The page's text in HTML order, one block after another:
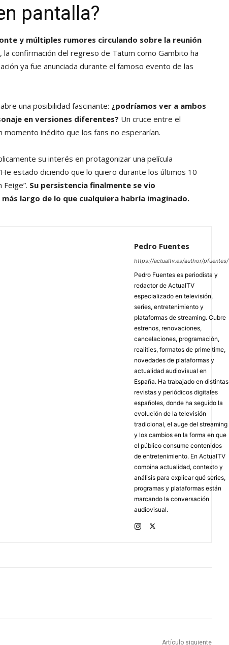
pantalla?
y múltiples rumores circulando sobre la reunión
, la confirmación del regreso de Tatum como Gambito ha
ya fue anunciada durante el famoso evento de las
una posibilidad fascinante: ¿podríamos ver a ambos
en versiones diferentes? Un cruce entre el
inédito que los fans no esperarían.
su interés en protagonizar una película
estado diciendo que lo quiero durante los últimos 10
Su persistencia finalmente se vio
largo de lo que cualquiera habría imaginado.
Pedro Fuentes
https://actualtv.es/author/pfuentes/
Pedro Fuentes es periodista y
redactor de ActualTV
especializado en televisión,
series, entretenimiento y
plataformas de streaming. Cubre
estrenos, renovaciones,
cancelaciones, programación,
realities, formatos de prime time,
novedades de plataformas y
actualidad audiovisual en
España. Ha trabajado en distintas
revistas y periódicos digitales
españoles, donde ha seguido la
evolución de la televisión
tradicional, el auge del streaming
y los cambios en la forma en que
el público consume contenidos
de entretenimiento. En ActualTV
combina actualidad, contexto y
análisis para explicar qué series,
programas y plataformas están
marcando la conversación
audiovisual.
Artículo siguiente